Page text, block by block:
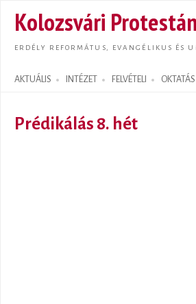
Kolozsvári
ERDÉLY REFORMÁTUS, EVANGÉLIKUS ÉS
AKTUÁLIS INTÉZET FELVÉTELI OKTATÁS
Search form
Prédikálás 8. hét